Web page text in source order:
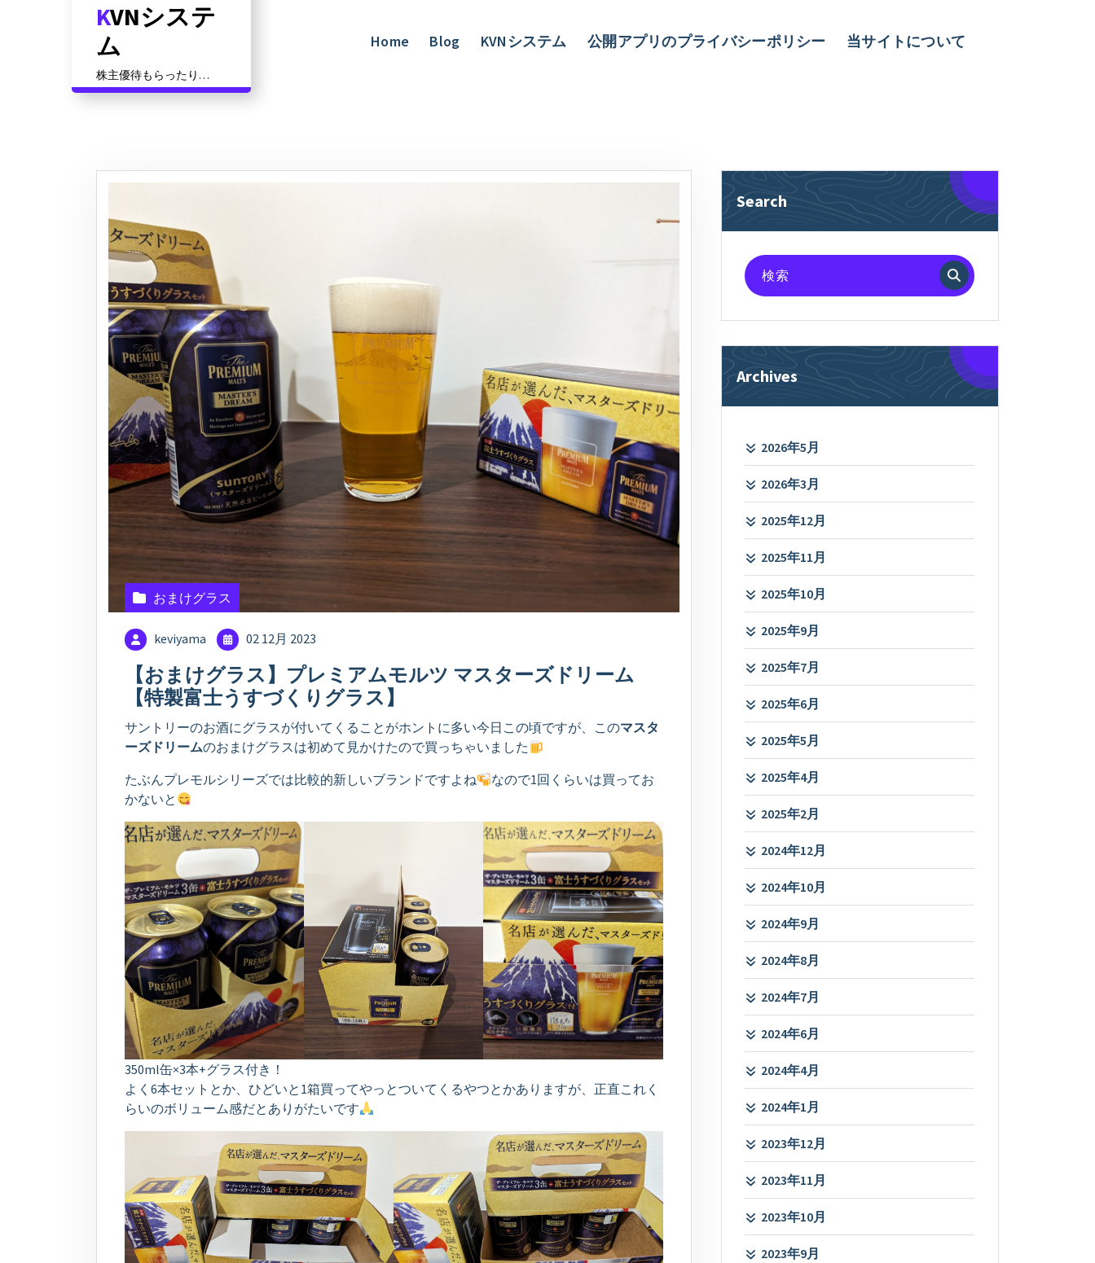
KVNシステ
ム
株主優待もらったり資
格対策だったりその他
Home Blog KVNシステム 公開アプリのプライバシーポリシー 当サイトについて
おまけグラス
keviyama 02 12月 2023
【おまけグラス】プレミアムモルツ マスターズドリーム
【特製富士うすづくりグラス】
サントリーのお酒にグラスが付いてくることがホントに多い今日この頃ですが、このマスタ
ーズドリームのおまけグラスは初めて見かけたので買っちゃいました
たぶんプレモルシリーズでは比較的新しいブランドですよね
なので1回くらいは買ってお
かないと
350ml缶×3本+グラス付き！
よく6本セットとか、ひどいと1箱買ってやっとついてくるやつとかありますが、正直これく
らいのボリューム感だとありがたいです
Search
検
索
象:
Archives
2026年5月
2026年3月
2025年12月
2025年11月
2025年10月
2025年9月
2025年7月
2025年6月
2025年5月
2025年4月
2025年2月
2024年12月
2024年10月
2024年9月
2024年8月
2024年7月
2024年6月
2024年4月
2024年1月
2023年12月
2023年11月
2023年10月
2023年9月